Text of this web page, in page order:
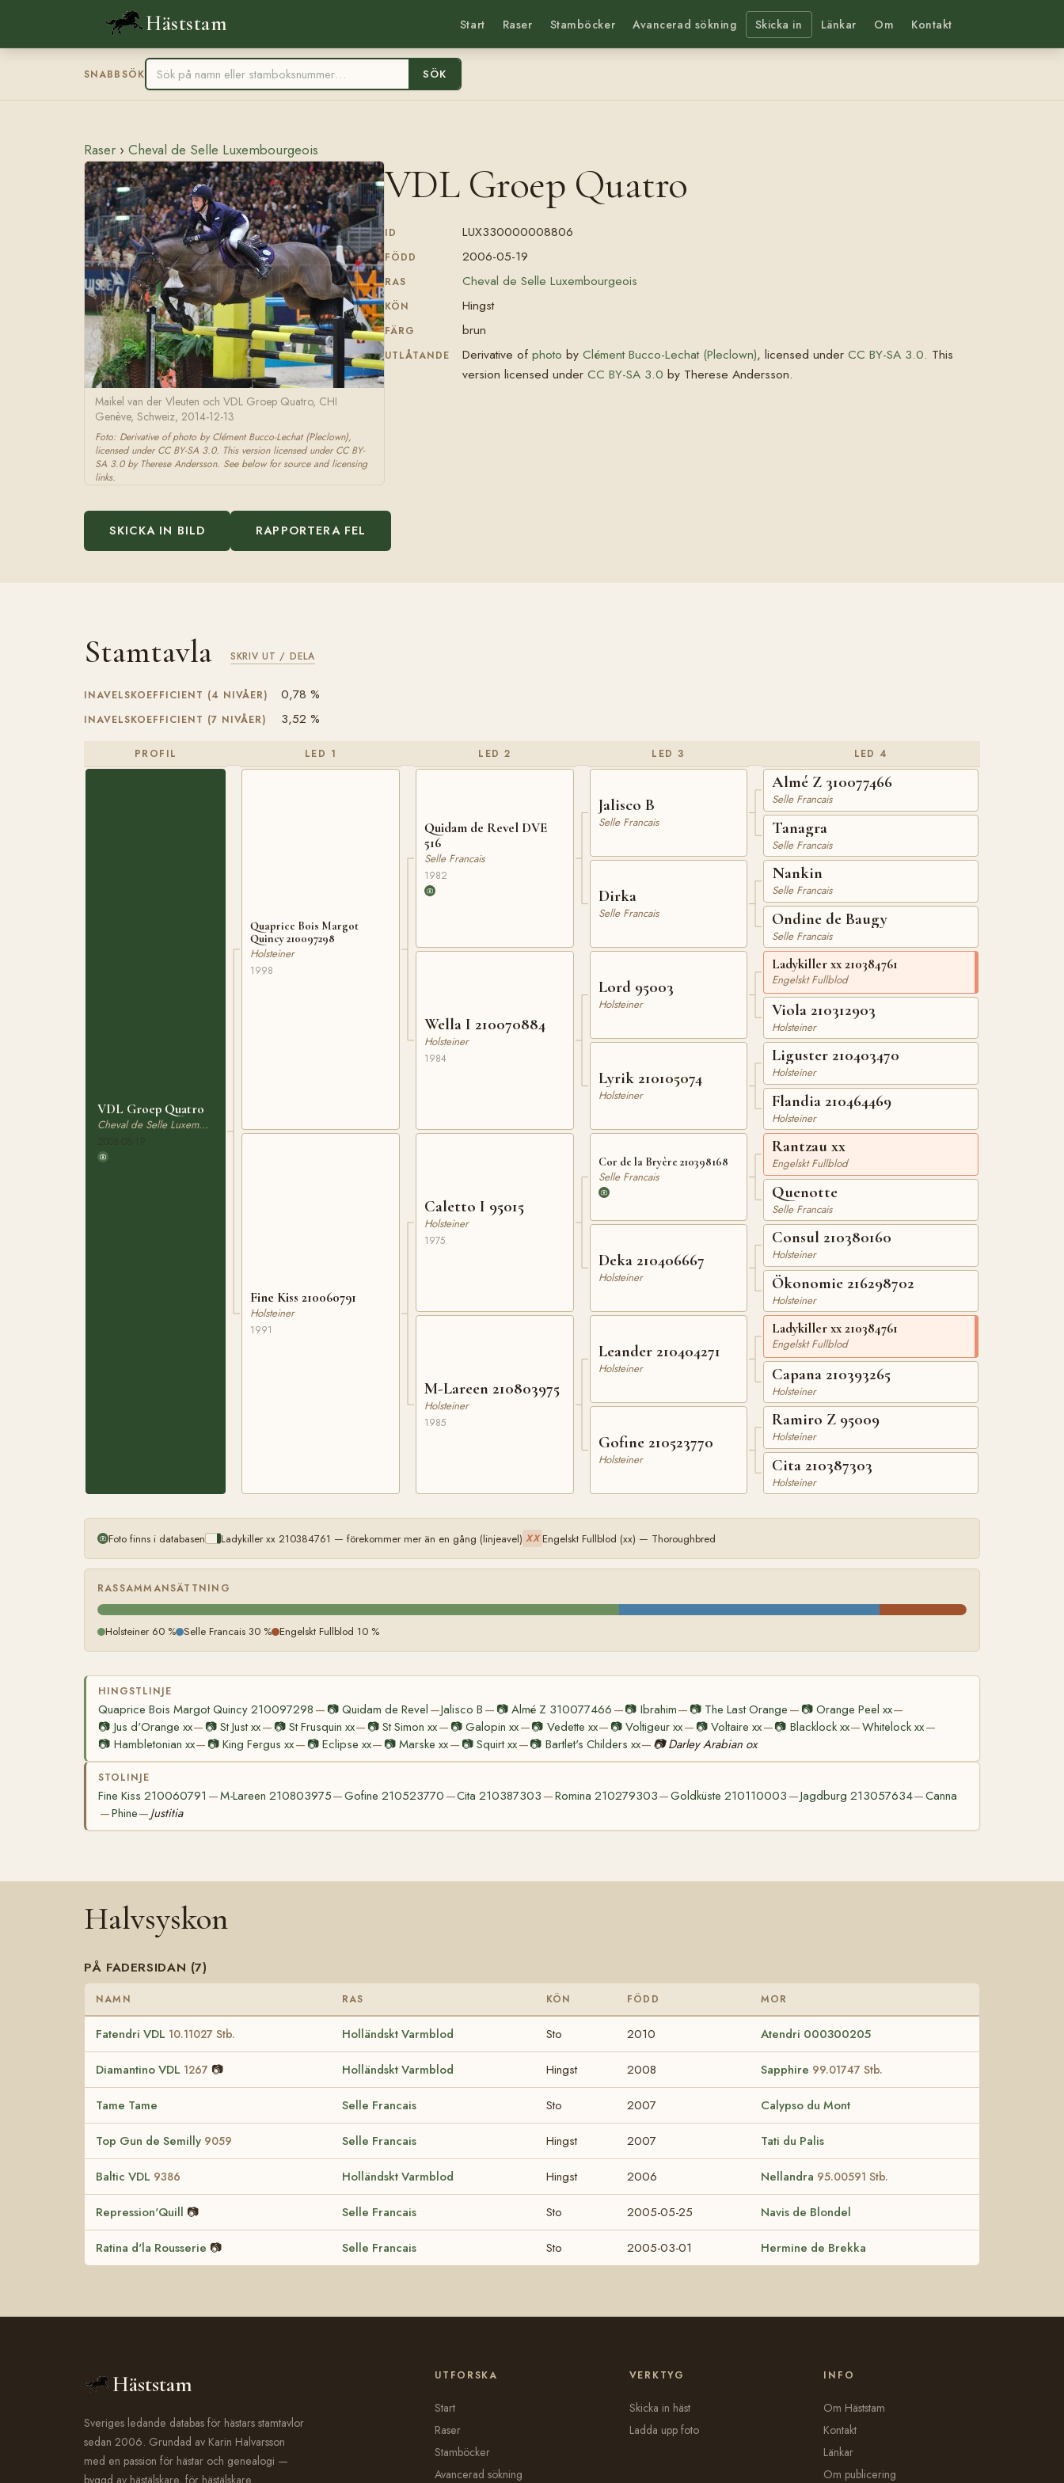
Häststam Start Raser Stamböcker Avancerad sökning Skicka in Länkar Om Kontakt
SNABBSÖK SÖK
Raser › Cheval de Selle Luxembourgeois
Maikel van der Vleuten och VDL Groep Quatro, CHI
Genève, Schweiz, 2014-12-13
Foto: Derivative of photo by Clément Bucco-Lechat (Pleclown),
licensed under CC BY-SA 3.0. This version licensed under CC BY-
SA 3.0 by Therese Andersson. See below for source and licensing
links.
VDL Groep Quatro
ID LUX330000008806
FÖDD 2006-05-19
RAS Cheval de Selle Luxembourgeois
KÖN Hingst
FÄRG brun
UTLÅTANDE Derivative of photo by Clément Bucco-Lechat (Pleclown), licensed under CC BY-SA 3.0. This
version licensed under CC BY-SA 3.0 by Therese Andersson.
SKICKA IN BILD RAPPORTERA FEL
Stamtavla SKRIV UT / DELA
INAVELSKOEFFICIENT (4 NIVÅER) 0,78 %
INAVELSKOEFFICIENT (7 NIVÅER) 3,52 %
PROFIL
VDL Groep Quatro
Cheval de Selle Luxembourgeois
LED 1
Quaprice Bois Margot
Quincy 210097298
Holsteiner
1998
Fine Kiss 210060791
Holsteiner
1991
LED 2
Quidam de Revel DVE
516
Selle Francais
1982
Wella I 210070884
Holsteiner
1984
Caletto I 95015
Holsteiner
1975
M-Lareen 210803975
Holsteiner
1985
LED 3
Jalisco B
Selle Francais
Dirka
Selle Francais
Lord 95003
Holsteiner
Lyrik 210105074
Holsteiner
Cor de la Bryère 210398168
Selle Francais
Deka 210406667
Holsteiner
Leander 210404271
Holsteiner
Gofine 210523770
Holsteiner
LED 4
Almé Z 310077466
Selle Francais
Tanagra
Selle Francais
Nankin
Selle Francais
Ondine de Baugy
Selle Francais
Ladykiller xx 210384761
Engelskt Fullblod
Viola 210312903
Holsteiner
Liguster 210403470
Holsteiner
Flandia 210464469
Holsteiner
Rantzau xx
Engelskt Fullblod
Quenotte
Selle Francais
Consul 210380160
Holsteiner
Ökonomie 216298702
Holsteiner
Ladykiller xx 210384761
Engelskt Fullblod
Capana 210393265
Holsteiner
Ramiro Z 95009
Holsteiner
Cita 210387303
Holsteiner
Foto finns i databasen Ladykiller xx 210384761 — förekommer mer än en gång (linjeavel) XX Engelskt Fullblod (xx) — Thoroughbred
RASSAMMANSÄTTNING
Holsteiner 60 % Selle Francais 30 % Engelskt Fullblod 10 %
HINGSTLINJE
Quaprice Bois Margot Quincy 210097298 — 📷Quidam de Revel —Jalisco B — 📷Almé Z 310077466 —📷 Ibrahim— 📷 The Last Orange — 📷 Orange Peel xx—
📷 Jus d'Orange xx— 📷St Just xx— 📷 St Frusquin xx— 📷 St Simon xx— 📷Galopin xx—📷 Vedette xx— 📷Voltigeur xx— 📷Voltaire xx—📷 Blacklock xx—Whitelock xx—
📷 Hambletonian xx— 📷King Fergus xx— 📷 Eclipse xx— 📷 Marske xx— 📷Squirt xx—📷 Bartlet's Childers xx— 📷 Darley Arabian ox
STOLINJE
Fine Kiss 210060791 —M-Lareen 210803975—Gofine 210523770 —Cita 210387303 —Romina 210279303—Goldküste 210110003 —Jagdburg 213057634—Canna
—Phine— Justitia
Halvsyskon
PÅ FADERSIDAN (7)
NAMN RAS KÖN FÖDD MOR
Fatendri VDL 10.11027 Stb. Holländskt Varmblod Sto 2010 Atendri 000300205
Diamantino VDL 1267 📷 Holländskt Varmblod Hingst 2008 Sapphire 99.01747 Stb.
Tame Tame Selle Francais Sto 2007 Calypso du Mont
Top Gun de Semilly 9059 Selle Francais Hingst 2007 Tati du Palis
Baltic VDL 9386 Holländskt Varmblod Hingst 2006 Nellandra 95.00591 Stb.
Repression'Quill 📷 Selle Francais Sto 2005-05-25 Navis de Blondel
Ratina d'la Rousserie 📷 Selle Francais Sto 2005-03-01 Hermine de Brekka
Häststam
Sveriges ledande databas för hästars stamtavlor
sedan 2006. Grundad av Karin Halvarsson
med en passion för hästar och genealogi —
byggd av hästälskare, för hästälskare.
UTFORSKA
Start
Raser
Stamböcker
Avancerad sökning
VERKTYG
Skicka in häst
Ladda upp foto
INFO
Om Häststam
Kontakt
Länkar
Om publicering